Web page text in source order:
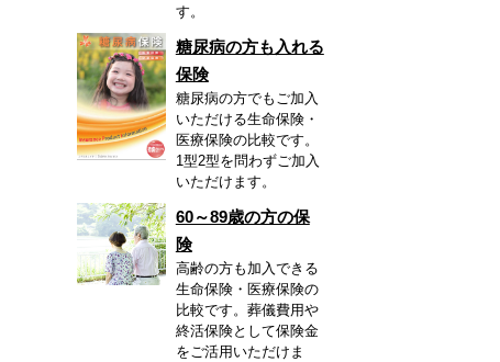
す。
糖尿病の方も入れる
保険
糖尿病の方でもご加入
いただける生命保険・
医療保険の比較です。
1型2型を問わずご加入
いただけます。
60～89歳の方の保
険
高齢の方も加入できる
生命保険・医療保険の
比較です。葬儀費用や
終活保険として保険金
をご活用いただけま